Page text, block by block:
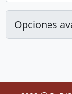
Opciones